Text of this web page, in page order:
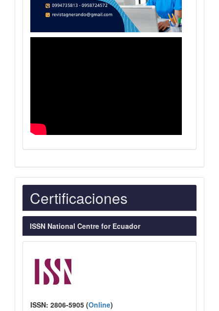
Indexaciones
Certificaciones
ISSN National Centre for Ecuador
ISSN: 2806-5905 (Online)